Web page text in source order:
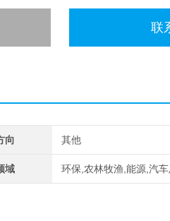
联
向 其他
域 环保,农林牧渔,能源,汽